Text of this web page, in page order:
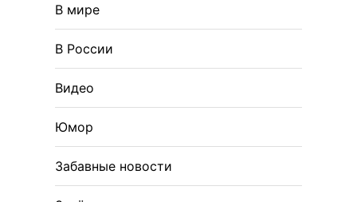
В мире
В России
Видео
Юмор
Забавные новости